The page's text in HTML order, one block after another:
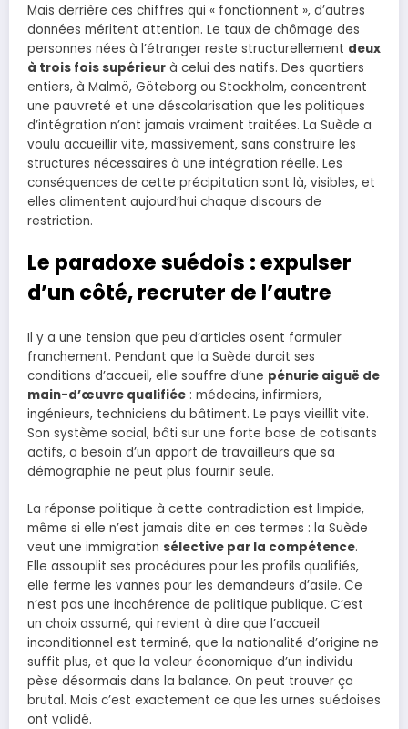
Mais derrière ces chiffres qui « fonctionnent », d’autres
données méritent attention. Le taux de chômage des
personnes nées à l’étranger reste structurellement deux
à trois fois supérieur à celui des natifs. Des quartiers
entiers, à Malmö, Göteborg ou Stockholm, concentrent
une pauvreté et une déscolarisation que les politiques
d’intégration n’ont jamais vraiment traitées. La Suède a
voulu accueillir vite, massivement, sans construire les
structures nécessaires à une intégration réelle. Les
conséquences de cette précipitation sont là, visibles, et
elles alimentent aujourd’hui chaque discours de
restriction.
Le paradoxe suédois : expulser
d’un côté, recruter de l’autre
Il y a une tension que peu d’articles osent formuler
franchement. Pendant que la Suède durcit ses
conditions d’accueil, elle souffre d’une pénurie aiguë de
main-d’œuvre qualifiée : médecins, infirmiers,
ingénieurs, techniciens du bâtiment. Le pays vieillit vite.
Son système social, bâti sur une forte base de cotisants
actifs, a besoin d’un apport de travailleurs que sa
démographie ne peut plus fournir seule.
La réponse politique à cette contradiction est limpide,
même si elle n’est jamais dite en ces termes : la Suède
veut une immigration sélective par la compétence.
Elle assouplit ses procédures pour les profils qualifiés,
elle ferme les vannes pour les demandeurs d’asile. Ce
n’est pas une incohérence de politique publique. C’est
un choix assumé, qui revient à dire que l’accueil
inconditionnel est terminé, que la nationalité d’origine ne
suffit plus, et que la valeur économique d’un individu
pèse désormais dans la balance. On peut trouver ça
brutal. Mais c’est exactement ce que les urnes suédoises
ont validé.